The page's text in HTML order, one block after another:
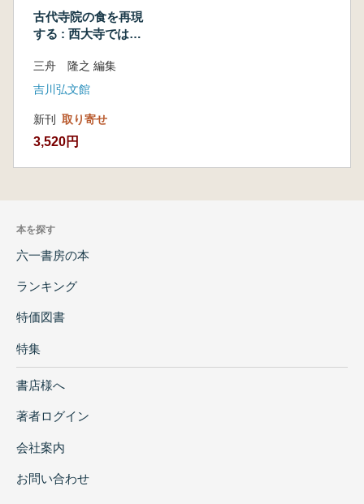
古代寺院の食を再現
する : 西大寺では何
三舟 隆之 編集
吉川弘文館
新刊 取り寄せ
3,520円
本を探す
六一書房の本
ランキング
特価図書
特集
書店様へ
著者ログイン
会社案内
お問い合わせ